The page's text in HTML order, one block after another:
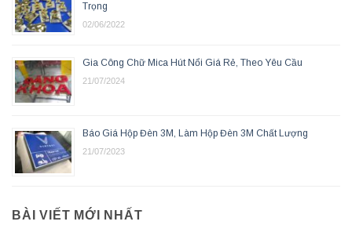
Trọng
02/06/2022
Gia Công Chữ Mica Hút Nổi Giá Rẻ, Theo Yêu Cầu
21/07/2024
Báo Giá Hộp Đèn 3M, Làm Hộp Đèn 3M Chất Lượng
21/07/2023
BÀI VIẾT MỚI NHẤT